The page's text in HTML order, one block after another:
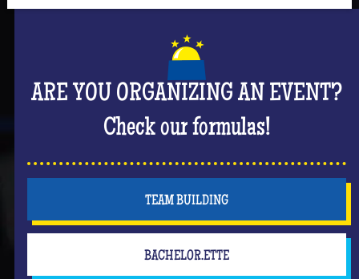
ARE YOU ORGANIZING AN EVENT?
Check our formulas!
TEAM BUILDING
BACHELOR.ETTE